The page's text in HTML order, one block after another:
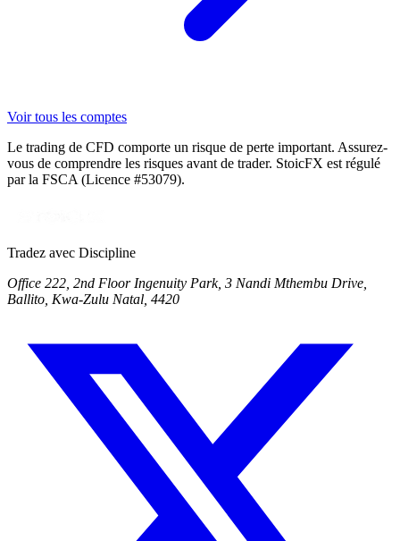
Voir tous les comptes
Le trading de CFD comporte un risque de perte important. Assurez-
vous de comprendre les risques avant de trader. StoicFX est régulé
par la FSCA (Licence #53079).
Tradez avec Discipline
Office 222, 2nd Floor Ingenuity Park, 3 Nandi Mthembu Drive,
Ballito, Kwa-Zulu Natal, 4420